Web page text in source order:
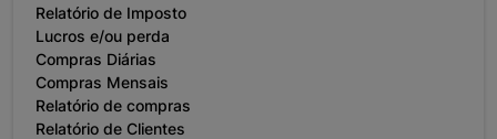
Relatório de Imposto
Lucros e/ou perda
Compras Diárias
Compras Mensais
Relatório de compras
Relatório de Clientes